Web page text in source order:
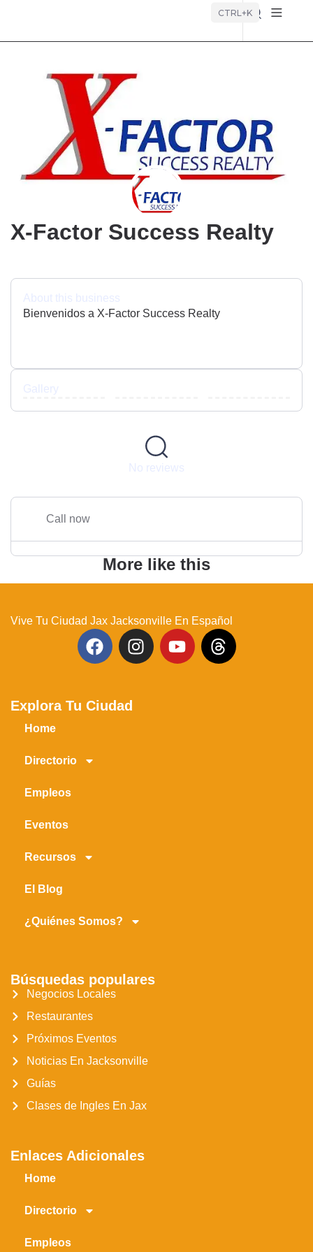
CTRL+K
X-Factor Success Realty
About this business
Bienvenidos a X-Factor Success Realty
Gallery
No reviews
Call now
More like this
Vive Tu Ciudad Jax Jacksonville En Español
Explora Tu Ciudad
Home
Directorio
Empleos
Eventos
Recursos
El Blog
¿Quiénes Somos?
Búsquedas populares
Negocios Locales
Restaurantes
Próximos Eventos
Noticias En Jacksonville
Guías
Clases de Ingles En Jax
Enlaces Adicionales
Home
Directorio
Empleos